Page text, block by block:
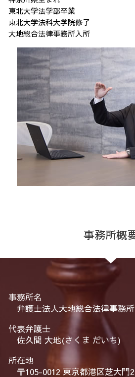
東北大学法学部卒業
東北大学法科大学院修了
大地総合法律事務所入所
事務所概
事務所名
弁護士法人大地総合法律事務所
代表弁護士
佐久間 大地(さくま だいち)
所在地
〒105-0012 東京都港区芝大門